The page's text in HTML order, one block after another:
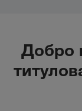
Добро